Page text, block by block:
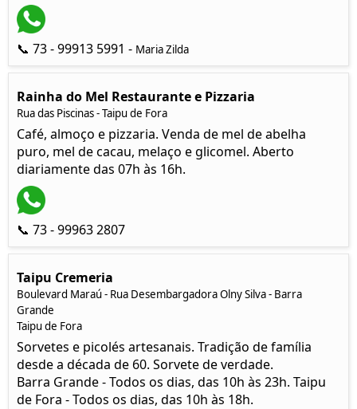
📞 73 - 99913 5991 - Maria Zilda
Rainha do Mel Restaurante e Pizzaria
Rua das Piscinas - Taipu de Fora
Café, almoço e pizzaria. Venda de mel de abelha
puro, mel de cacau, melaço e glicomel. Aberto
diariamente das 07h às 16h.
📞 73 - 99963 2807
Taipu Cremeria
Boulevard Maraú - Rua Desembargadora Olny Silva - Barra
Grande
Taipu de Fora
Sorvetes e picolés artesanais. Tradição de família
desde a década de 60. Sorvete de verdade.
Barra Grande - Todos os dias, das 10h às 23h. Taipu
de Fora - Todos os dias, das 10h às 18h.